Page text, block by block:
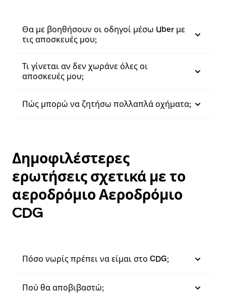
Θα με βοηθήσουν οι οδηγοί μέσω Uber με
τις αποσκευές μου;
Τι γίνεται αν δεν χωράνε όλες οι
αποσκευές μου;
Πώς μπορώ να ζητήσω πολλαπλά οχήματα;
Δημοφιλέστερες
ερωτήσεις σχετικά με το
αεροδρόμιο Αεροδρόμιο
CDG
Πόσο νωρίς πρέπει να είμαι στο CDG;
Πού θα αποβιβαστώ;